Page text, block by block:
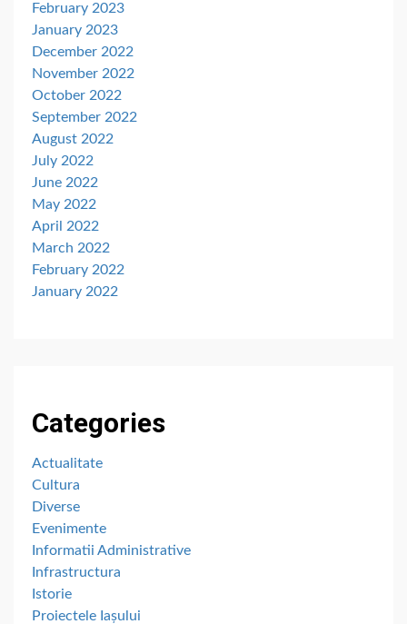
February 2023
January 2023
December 2022
November 2022
October 2022
September 2022
August 2022
July 2022
June 2022
May 2022
April 2022
March 2022
February 2022
January 2022
Categories
Actualitate
Cultura
Diverse
Evenimente
Informatii Administrative
Infrastructura
Istorie
Proiectele Iașului